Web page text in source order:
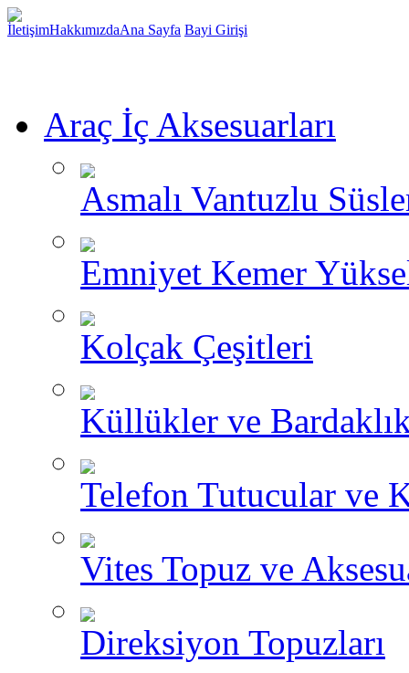
İletişimHakkımızdaAna Sayfa Bayi Girişi
Araç İç Aksesuarları
Asmalı Vantuzlu
Emniyet Kemer
Kolçak Çeşitleri
Küllükler ve
Telefon Tutucular ve
Vites Topuz ve
Direksiyon Topuzları